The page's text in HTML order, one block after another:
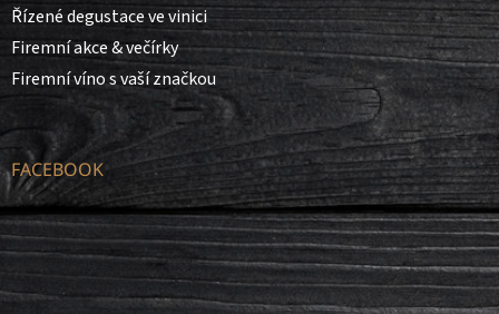
Řízené degustace ve vinici
Firemní akce & večírky
Firemní víno s vaší značkou
FACEBOOK